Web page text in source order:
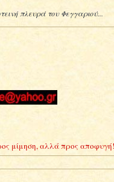
πλευρά του Φεγγαριού...
μίμηση, αλλά προς αποφυγή!